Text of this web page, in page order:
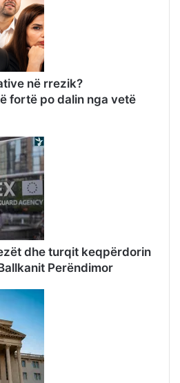
në rrezik?
fortë po dalin nga vetë
dhe turqit keqpërdorin
Perëndimor